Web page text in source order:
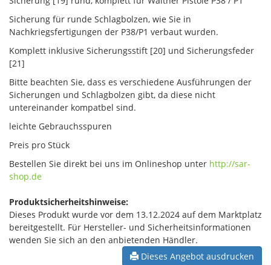
Sicherung für runde Schlagbolzen, wie Sie in
Nachkriegsfertigungen der P38/P1 verbaut wurden.
Komplett inklusive Sicherungsstift [20] und Sicherungsfeder
[21]
Bitte beachten Sie, dass es verschiedene Ausführungen der
Sicherungen und Schlagbolzen gibt, da diese nicht
untereinander kompatbel sind.
leichte Gebrauchsspuren
Preis pro Stück
Bestellen Sie direkt bei uns im Onlineshop unter http://sar-
shop.de
Produktsicherheitshinweise:
Dieses Produkt wurde vor dem 13.12.2024 auf dem Marktplatz
bereitgestellt. Für Hersteller- und Sicherheitsinformationen
wenden Sie sich an den anbietenden Händler.
Dieses Angebot ausdrucken